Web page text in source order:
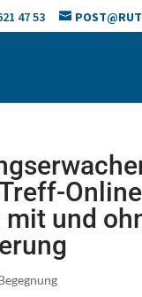
47 53
mit und